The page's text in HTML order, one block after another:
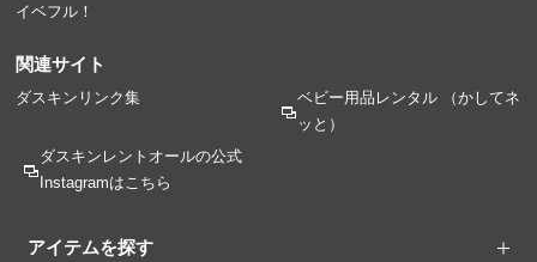
イベフル！
関連サイト
ダスキンリンク集 ベビー用品レンタル（かしてネ
ッと）
ダスキンレントオールの公式
Instagramはこちら
アイテムを探す